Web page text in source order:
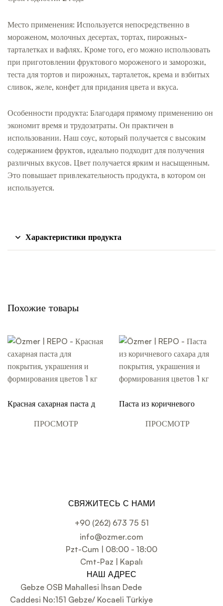
Место применения: Используется непосредственно в
мороженом, молочных десертах, тортах, пирожных-
тарталетках и вафлях. Кроме того, его можно использовать
при приготовлении фруктового мороженого и заморозки,
теста для тортов и пирожных, тарталеток, крема и взбитых
сливок, желе, конфет для придания цвета и вкуса.
Особенности продукта: Благодаря прямому применению он
экономит время и трудозатраты. Он практичен в
использовании. Наш соус, который получается с высоким
содержанием фруктов, идеально подходит для получения
различных вкусов. Цвет получается ярким и насыщенным.
Это повышает привлекательность продукта, в котором он
используется.
Характеристики продукта
Похожие товары
Красная сахарная паста для
формирования цветов 1 кг
ПРОСМОТР
Паста из коричневого
украшения иПРОСМОТР
СВЯЖИТЕСЬ С НАМИ
+90 (262) 673 75 51
info@ozmer.com
Pzt-Cum | 08:00 - 18:00
Cmt-Paz | Kapalı
НАШ АДРЕС
Gebze OSB Mahallesi İhsan Dede
Caddesi No:151 Gebze/ Kocaeli Türkiye